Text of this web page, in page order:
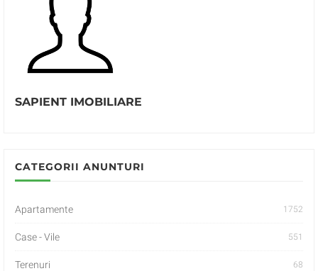
SAPIENT IMOBILIARE
CATEGORII ANUNTURI
Apartamente 1752
Case - Vile 551
Terenuri 68